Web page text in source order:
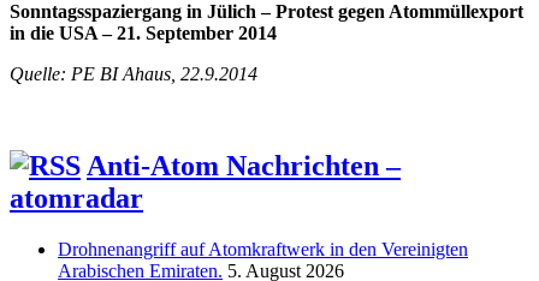
Sonntagsspaziergang in Jülich – Protest gegen Atommüllexport
in die USA – 21. September 2014
Quelle: PE BI Ahaus, 22.9.2014
Anti-Atom Nachrichten –
atomradar
Drohnenangriff auf Atomkraftwerk in den Vereinigten
Arabischen Emiraten. 5. August 2026